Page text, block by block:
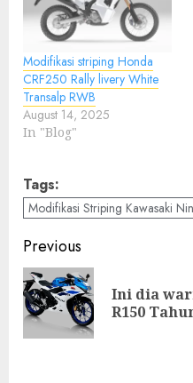
Modifikasi striping Honda
CRF250 Rally livery White
Transalp RWB
August 14, 2025
In "Blog"
Tags:
Modifikasi Striping Kawasaki
Post
navigation
Previous
Ini dia
R150